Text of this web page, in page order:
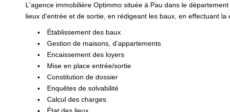
L'agence immobilière Optimmo située à Pau dans le
lieux d'entrée et de sortie, en rédigeant les baux, en effectuant la
Établissement des baux
Gestion de maisons, d'appartements
Encaissement des loyers
Mise en place entrée/sortie
Constitution de dossier
Enquêtes de solvabilité
Calcul des charges